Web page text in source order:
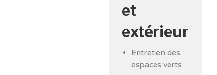
et
extérieur
Entretien des
espaces verts